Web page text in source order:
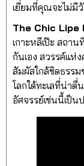
เยี่ยมที่คุณจะไม่มี
The Chic Lipe
เกาะหลีเป๊ะ สถา
กันเอง สวรรค์แห่
สัมผัสใกล้ชิดธรรม
โลกใต้ทะเลที่น่าตื่
อัศจรรย์เช่นนี้เป็